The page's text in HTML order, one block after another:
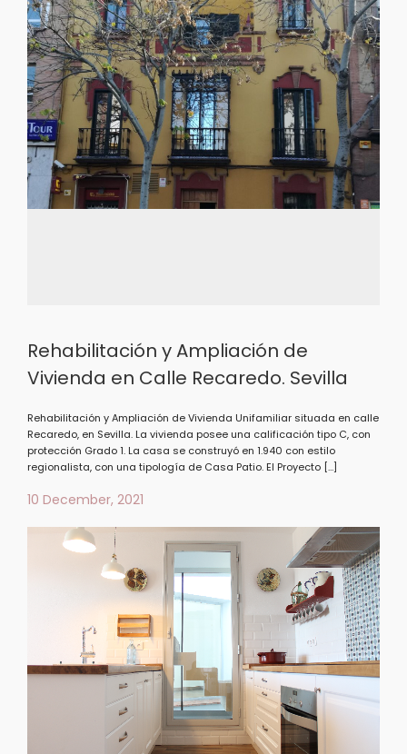
Rehabilitación y Ampliación de
Vivienda en Calle Recaredo. Sevilla
Rehabilitación y Ampliación de Vivienda Unifamiliar situada en calle
Recaredo, en Sevilla. La vivienda posee una calificación tipo C, con
protección Grado 1. La casa se construyó en 1.940 con estilo
regionalista, con una tipología de Casa Patio. El Proyecto […]
10 December, 2021